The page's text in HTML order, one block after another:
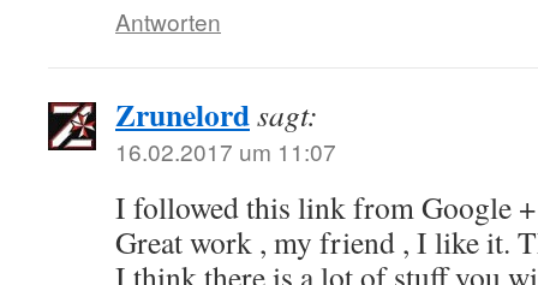
Antworten
Zrunelordsagt:
16.02.2017 um 11:07
I followed this link from Google +
Great work , my friend , I like it.
I think there is a lot of stuff you